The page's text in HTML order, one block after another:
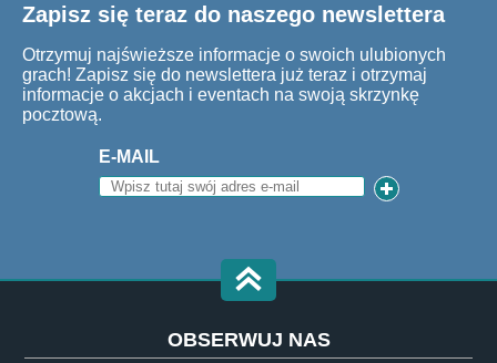
Zapisz się teraz do naszego newslettera
Otrzymuj najświeższe informacje o swoich ulubionych
grach! Zapisz się do newslettera już teraz i otrzymaj
informacje o akcjach i eventach na swoją skrzynkę
pocztową.
E-MAIL
OBSERWUJ NAS